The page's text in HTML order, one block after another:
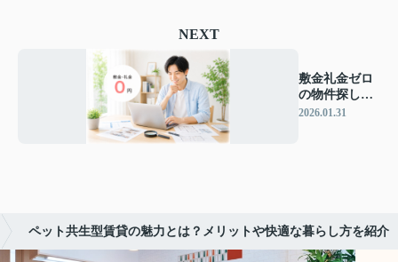
NEXT
敷金礼金ゼロ
の物件探し方
はどうする？
2026.01.31
ペット共生型賃貸の魅力とは？メリットや快適な暮らし方を紹介